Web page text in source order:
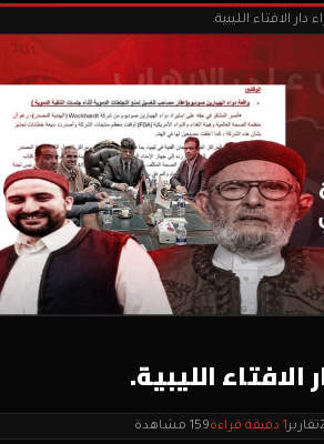
الافتاء الليبية.
الليبية.
تقارير 1 دقيقة قراءة 159 مشاهدة